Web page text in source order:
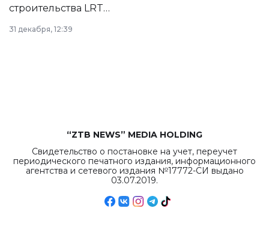
строительства LRT
в Астане из
республиканского
31 декабря, 12:39
“ZTB NEWS” MEDIA HOLDING
Свидетельство о постановке на учет, переучет
периодического печатного издания, информационного
агентства и сетевого издания №17772-СИ выдано
03.07.2019.